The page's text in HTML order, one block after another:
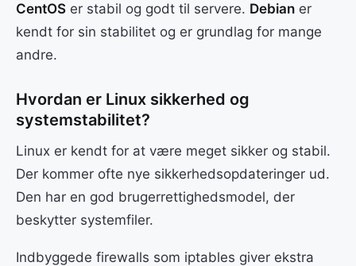
CentOS er stabil og godt til servere. Debian er
kendt for sin stabilitet og er grundlag for mange
andre.
Hvordan er Linux sikkerhed og
systemstabilitet?
Linux er kendt for at være meget sikker og stabil.
Der kommer ofte nye sikkerhedsopdateringer ud.
Den har en god brugerrettighedsmodel, der
beskytter systemfiler.
Indbyggede firewalls som iptables giver ekstra